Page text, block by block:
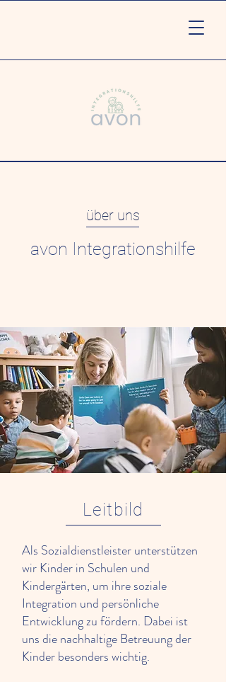
über uns
avon Integrationshilfe
Leitbild
Als Sozialdienstleister unterstützen
wir Kinder in Schulen und
Kindergärten, um ihre soziale
Integration und persönliche
Entwicklung zu fördern. Dabei ist
uns die nachhaltige Betreuung der
Kinder besonders wichtig.